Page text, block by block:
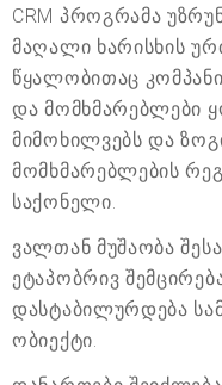
CRM პროგრამა
მაღალი ხარისხის
წყალობითაც
და მომხმარებლები
მიმოხილვებს და
მომხმარებლების
საქონელი.
ვალთან მუშაობა
ეტაპობრივ
დასტაბილურდება
ობიექტი.